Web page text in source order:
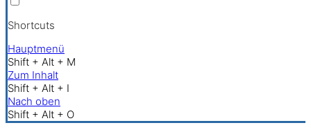
Shortcuts
Hauptmenü
Shift + Alt + M
Zum Inhalt
Shift + Alt + I
Nach oben
Shift + Alt + O